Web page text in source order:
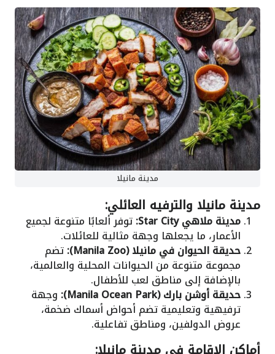
مدينة مانيلا
مدينة مانيلا والترفيه العائلي:
مدينة ملاهي Star City: توفر ألعابًا متنوعة لجميع
الأعمار، ما يجعلها وجهة مثالية للعائلات.
حديقة الحيوان في مانيلا (Manila Zoo): تضم
مجموعة متنوعة من الحيوانات المحلية والعالمية،
بالإضافة إلى مناطق لعب للأطفال.
حديقة أوشن بارك (Manila Ocean Park): وجهة
ترفيهية وتعليمية تضم أحواض أسماك ضخمة،
عروض الدولفين، ومناطق تفاعلية.